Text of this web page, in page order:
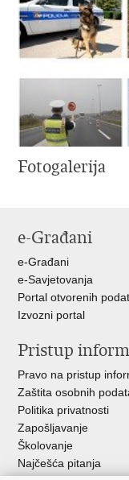
Fotogalerija
e-Građani
e-Građani
e-Savjetovanja
Portal otvorenih
Izvozni portal
Pristup
Pravo na pristup
Zaštita osobnih
Politika privatnosti
Zapošljavanje
Školovanje
Najčešća pitanja